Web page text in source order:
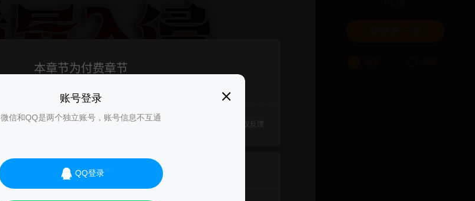
账号登录
微信和QQ是两个独立账号，账号信息不互通
QQ登录